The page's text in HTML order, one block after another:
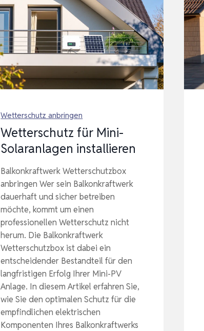
Wetterschutz anbringen
Wetterschutz für Mini-
Solaranlagen installieren
Balkonkraftwerk Wetterschutzbox
anbringen Wer sein Balkonkraftwerk
dauerhaft und sicher betreiben
möchte, kommt um einen
professionellen Wetterschutz nicht
herum. Die Balkonkraftwerk
Wetterschutzbox ist dabei ein
entscheidender Bestandteil für den
langfristigen Erfolg Ihrer Mini-PV
Anlage. In diesem Artikel erfahren Sie,
wie Sie den optimalen Schutz für die
empfindlichen elektrischen
Komponenten Ihres Balkonkraftwerks